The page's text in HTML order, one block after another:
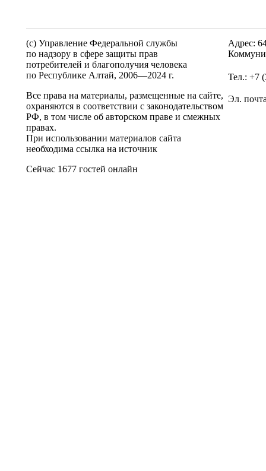
(c) Управление Федеральной службы
по надзору в сфере защиты прав
потребителей и благополучия человека
по Республике Алтай, 2006—2024 г.
Все права на материалы, размещенные на сайте,
охраняются в соответствии с законодательством
РФ, в том числе об авторском праве и смежных
правах.
При использовании материалов сайта
необходима ссылка на источник
Сейчас 1677 гостей онлайн
Адрес:
Тел.: +7
Эл.